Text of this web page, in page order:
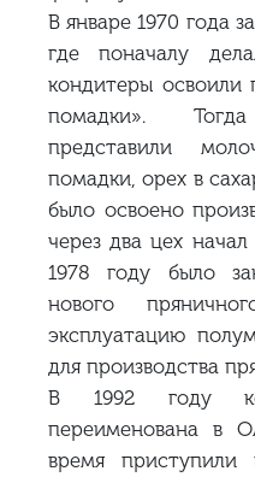
В январе 1970 года
где поначалу
кондитеры освоили
помадки».
представили
помадки, орех в
было освоено
через два цех
1978 году было
нового
эксплуатацию
для производства
В 1992 году
переименована в
время приступили